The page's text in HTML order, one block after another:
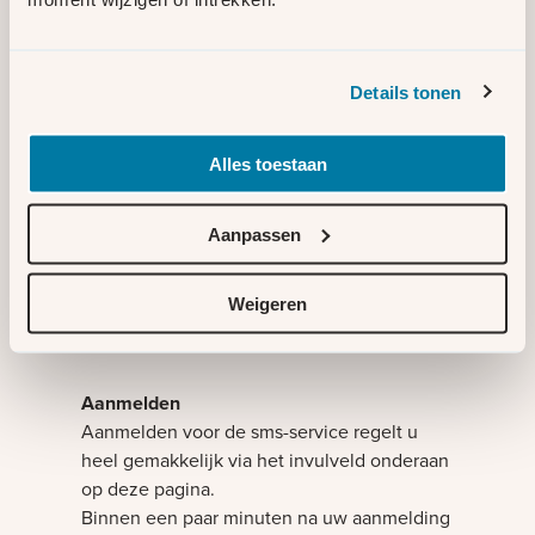
Details tonen
Alles toestaan
Aanpassen
Weigeren
Ook bij een tijdelijke stroomonderbreking
een vooraankondiging;
een herinnering een dag van tevoren;
een half uur voor de start van de
als de onderbreking langer duurt dan we
dachten;
wanneer u weer gebruik kunt maken van
stroom.
Aanmelden
Aanmelden voor de sms-service regelt u
heel gemakkelijk via het invulveld onderaan
op deze pagina.
Binnen een paar minuten na uw aanmelding